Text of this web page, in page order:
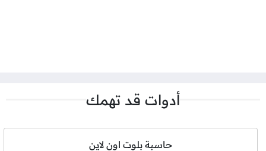
أدوات قد تهمك
حاسبة بلوت اون لاين